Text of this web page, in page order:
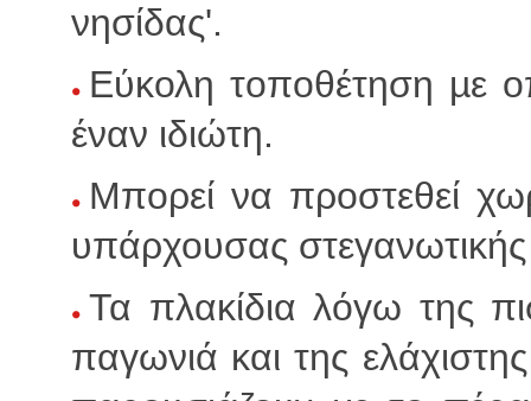
νησίδας'.
Εύκολη τοποθέτηση µε
έναν ιδιώτη.
Μπορεί να προστεθεί
υπάρχουσας
Τα πλακίδια λόγω της
παγωνιά και της